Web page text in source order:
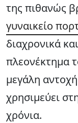
της πιθανώς
γυναικείο
διαχρονικά
πλεονέκτημα
μεγάλη
χρησιμεύει
χρόνια.